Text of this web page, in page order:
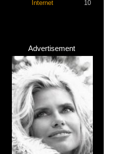
Internet 10
Advertisement